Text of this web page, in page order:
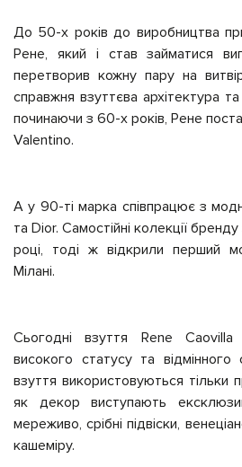
До 50-х років до виробництва
Рене, який і став займатися
перетворив кожну пару на
справжня взуттєва архітектура
починаючи з 60-х років, Рене
Valentino.
А у 90-ті марка співпрацює з
та Dior. Самостійні колекції
році, тоді ж відкрили перший
Мілані.
Сьогодні взуття Rene
високого статусу та
взуття використовуються тільки
як декор виступають
мереживо, срібні підвіски,
кашеміру.